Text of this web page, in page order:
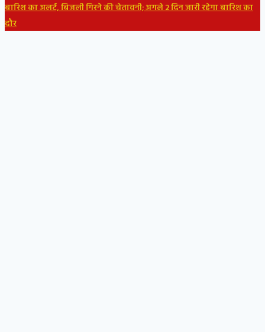
बारिश का अलर्ट, बिजली गिरने की चेतावनी; अगले 2 दिन जारी रहेगा बारिश का
दौर